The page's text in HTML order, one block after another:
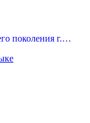
поколения г.…